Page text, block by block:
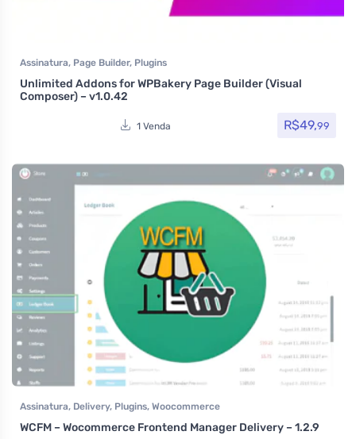
Assinatura, Page Builder, Plugins
Unlimited Addons for WPBakery Page Builder (Visual
Composer) – v1.0.42
1 Venda R$49,99
Assinatura, Delivery, Plugins, Woocommerce
WCFM – Wocommerce Frontend Manager Delivery – 1.2.9